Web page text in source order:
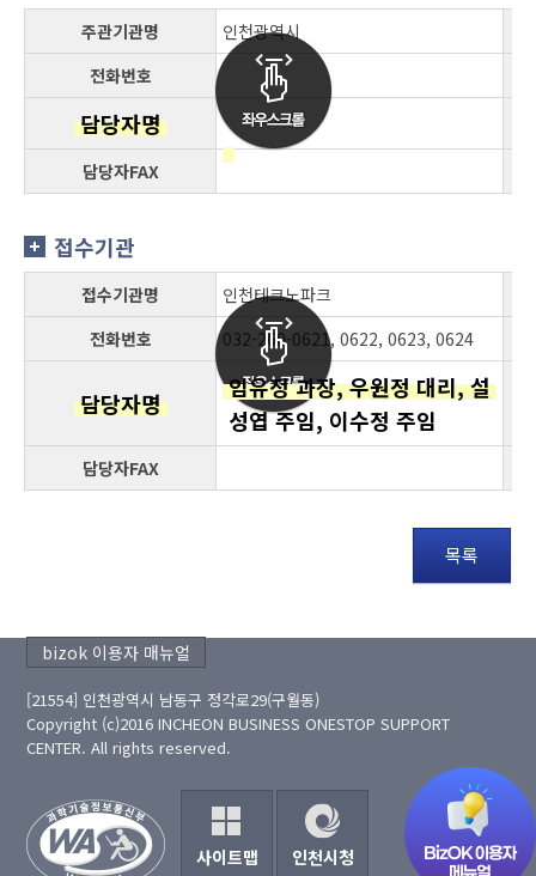
주관기관명
인천광역시
전화번호
담당자명
담당자FAX
접수기관
접수기관명
인천테크노파크
전화번호
032-260-0621, 0622, 0623, 0624
담당자명
임유정 과장, 우원정 대리, 설
성엽 주임, 이수정 주임
담당자FAX
목록
bizok 이용자 매뉴얼
[21554] 인천광역시 남동구 정각로29(구월동)
Copyright (c)2016 INCHEON BUSINESS ONESTOP SUPPORT
CENTER. All rights reserved.
사이트맵 인천시청